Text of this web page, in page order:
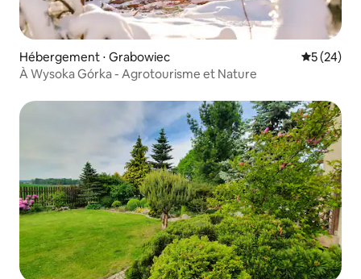
Hébergement ⋅ Grabowiec
5 (24)
À Wysoka Górka - Agrotourisme et Nature